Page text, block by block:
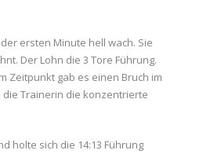
ersten Minute hell wach. Sie
Der Lohn die 3 Tore Führung.
Zeitpunkt gab es einen Bruch im
die Trainerin die konzentrierte
holte sich die 14:13 Führung